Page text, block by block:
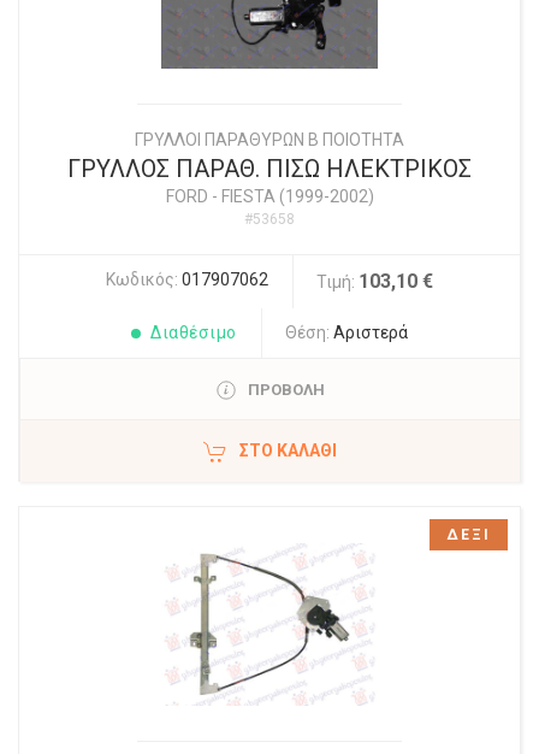
ΓΡΥΛΛΟΙ ΠΑΡΑΘΥΡΩΝ Β ΠΟΙΟΤΗΤΑ
ΓΡΥΛΛΟΣ ΠΑΡΑΘ. ΠΙΣΩ ΗΛΕΚΤΡΙΚΟΣ
FORD - FIESTA (1999-2002)
#53658
Κωδικός: 017907062 Τιμή: 103,10 €
Διαθέσιμο Θέση: Αριστερά
ΠΡΟΒΟΛΗ
ΣΤΟ ΚΑΛΆΘΙ
ΔΕΞΙ